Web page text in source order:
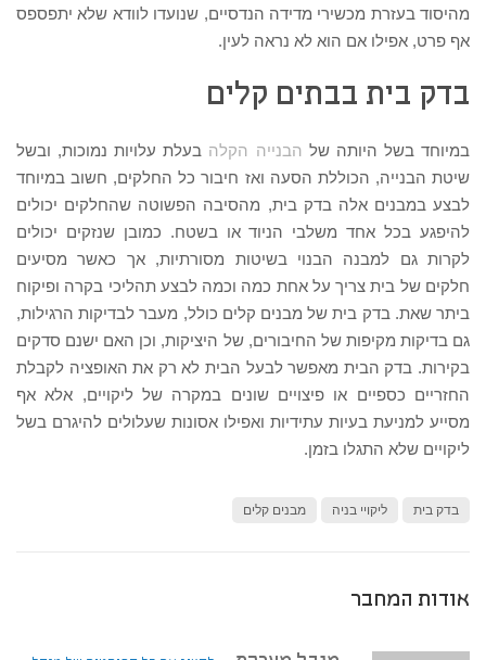
מהיסוד בעזרת מכשירי מדידה הנדסיים, שנועדו לוודא שלא יתפספס
אף פרט, אפילו אם הוא לא נראה לעין.
בדק בית בבתים קלים
במיוחד בשל היותה של הבנייה הקלה בעלת עלויות נמוכות, ובשל
שיטת הבנייה, הכוללת הסעה ואז חיבור כל החלקים, חשוב במיוחד
לבצע במבנים אלה בדק בית, מהסיבה הפשוטה שהחלקים יכולים
להיפגע בכל אחד משלבי הניוד או בשטח. כמובן שנזקים יכולים
לקרות גם למבנה הבנוי בשיטות מסורתיות, אך כאשר מסיעים
חלקים של בית צריך על אחת כמה וכמה לבצע תהליכי בקרה ופיקוח
ביתר שאת. בדק בית של מבנים קלים כולל, מעבר לבדיקות הרגילות,
גם בדיקות מקיפות של החיבורים, של היציקות, וכן האם ישנם סדקים
בקירות. בדק הבית מאפשר לבעל הבית לא רק את האופציה לקבלת
החזריים כספיים או פיצויים שונים במקרה של ליקויים, אלא אף
מסייע למניעת בעיות עתידיות ואפילו אסונות שעלולים להיגרם בשל
ליקויים שלא התגלו בזמן.
בדק בית ליקויי בניה מבנים קלים
אודות המחבר